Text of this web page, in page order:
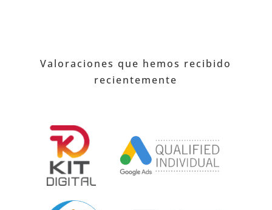
Valoraciones que hemos recibido
recientemente